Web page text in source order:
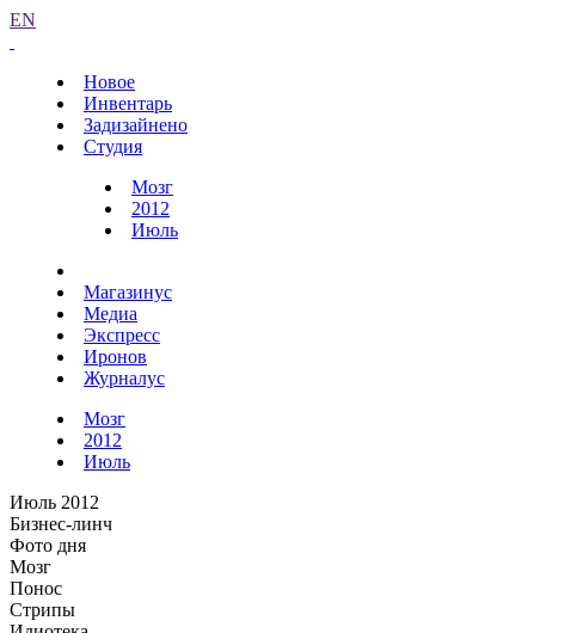
EN
Новое
Инвентарь
Задизайнено
Студия
Мозг
2012
Июль
Магазинус
Медиа
Экспресс
Иронов
Журналус
Мозг
2012
Июль
Июль 2012
Бизнес-линч
Фото дня
Мозг
Понос
Стрипы